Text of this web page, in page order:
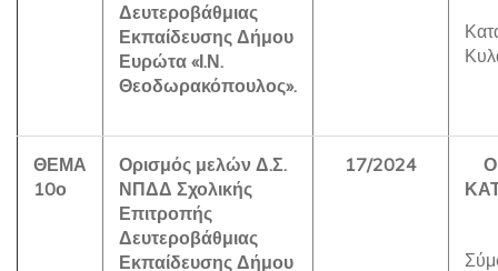
Δευτεροβάθμιας
Εκπαίδευσης Δήμου
Ευρώτα «Ι.Ν.
Θεοδωρακόπουλος».
ΘΕΜΑ
10ο
Ορισμός μελών Δ.Σ.
ΝΠΔΔ Σχολικής
Επιτροπής
Δευτεροβάθμιας
Εκπαίδευσης Δήμου
17/2024